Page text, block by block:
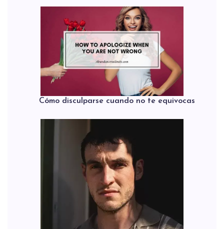
Cómo disculparse cuando no te equivocas